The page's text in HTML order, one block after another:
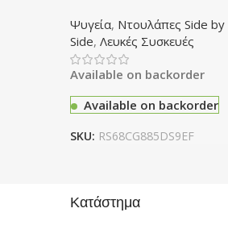
Ψυγεία, Ντουλάπες Side by
Side, Λευκές Συσκευές
Available on backorder
Available on backorder
SKU: RS68CG885DS9EF
Κατάστημα